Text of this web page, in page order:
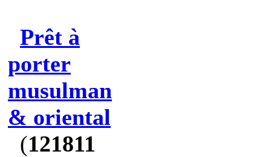
Prêt à
porter
musulman
& oriental
(121811